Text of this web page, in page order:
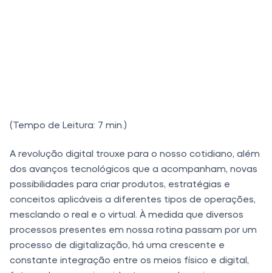
(Tempo de Leitura: 7 min.)
A revolução digital trouxe para o nosso cotidiano, além
dos avanços tecnológicos que a acompanham, novas
possibilidades para criar produtos, estratégias e
conceitos aplicáveis a diferentes tipos de operações,
mesclando o real e o virtual. À medida que diversos
processos presentes em nossa rotina passam por um
processo de digitalização, há uma crescente e
constante integração entre os meios físico e digital,